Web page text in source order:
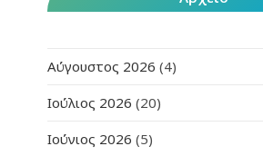
Αύγουστος 2026 (4)
Ιούλιος 2026 (20)
Ιούνιος 2026 (5)